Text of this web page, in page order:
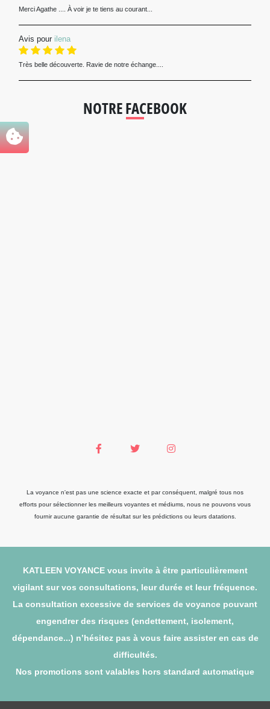
Merci Agathe .... À voir je te tiens au courant...
Avis pour ilena
Très belle découverte. Ravie de notre échange....
NOTRE FACEBOOK
La voyance n'est pas une science exacte et par conséquent, malgré tous nos
efforts pour sélectionner les meilleurs voyantes et médiums, nous ne pouvons vous
fournir aucune garantie de résultat sur les prédictions ou leurs datations.
KATLEEN VOYANCE vous invite à être particulièrement
vigilant sur vos consultations, leur durée et leur fréquence.
La consultation excessive de services de voyance pouvant
engendrer des risques (endettement, isolement,
dépendance...) n’hésitez pas à vous faire assister en cas de
difficultés.
Nos promotions sont valables hors standard automatique